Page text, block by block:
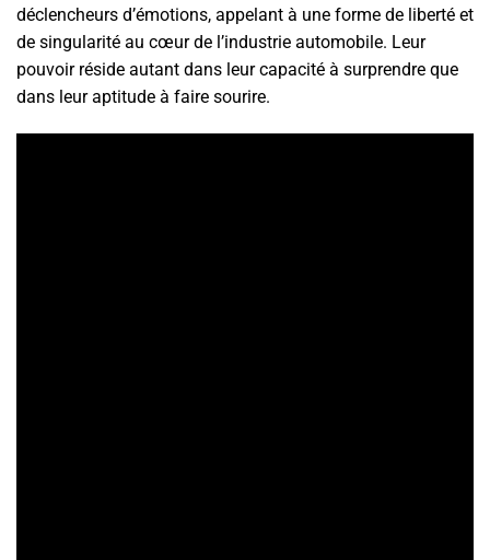
déclencheurs d’émotions, appelant à une forme de liberté et
de singularité au cœur de l’industrie automobile. Leur
pouvoir réside autant dans leur capacité à surprendre que
dans leur aptitude à faire sourire.